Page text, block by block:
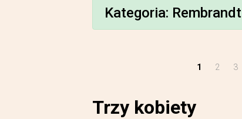
Kategoria: Rembrandt
1 2 3
Trzy kobiety